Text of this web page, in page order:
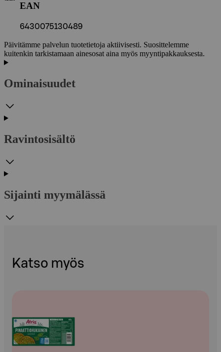
EAN
6430075130489
Päivitämme palvelun tuotetietoja aktiivisesti. Suosittelemme
kuitenkin tarkistamaan ainesosat aina myös myyntipakkauksesta.
Ominaisuudet
Ravintosisältö
Sijainti myymälässä
Katso myös